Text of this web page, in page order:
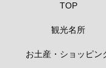
TOP
観光名所
お土産・ショッピン